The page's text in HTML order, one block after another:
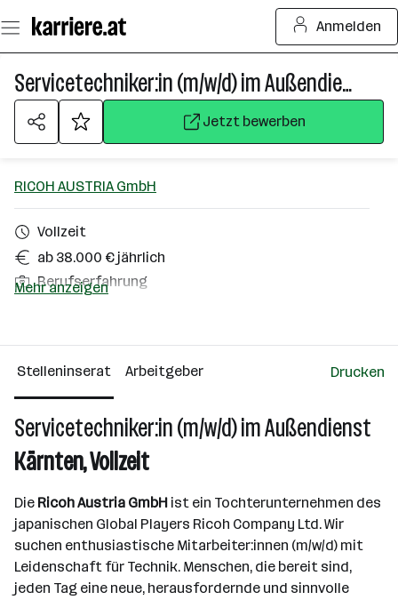
Seiteninhalt
springen
Anmelden
Servicetechniker:in (m/w/d) im Außendienst
Jetzt bewerben
RICOH AUSTRIA GmbH
Vollzeit
ab 38.000 € jährlich
Berufserfahrung
Über das Unternehmen
101 - 500 Mitarbeiter*innen
Wien
Mehr anzeigen
Stelleninserat Arbeitgeber Drucken
Servicetechniker:in (m/w/d) im Außendienst
Kärnten, Vollzeit
Die Ricoh Austria GmbH ist ein Tochterunternehmen des
japanischen Global Players Ricoh Company Ltd. Wir
suchen enthusiastische Mitarbeiter:innen (m/w/d) mit
Leidenschaft für Technik. Menschen, die bereit sind,
jeden Tag eine neue, herausfordernde und sinnvolle